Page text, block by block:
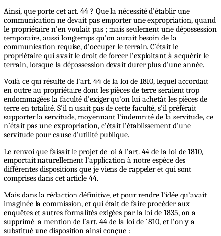
Ainsi, que porte cet art. 44 ? Que la nécessité d’établir une
communication ne devait pas emporter une expropriation, quand
le propriétaire n’en voulait pas ; mais seulement une dépossession
temporaire, aussi longtemps qu’on aurait besoin de la
communication requise, d’occuper le terrain. C’était le
propriétaire qui avait le droit de forcer l’exploitant à acquérir le
terrain, lorsque la dépossession devait durer plus d’une année.
Voilà ce qui résulte de l’art. 44 de la loi de 1810, lequel accordait
en outre au propriétaire dont les pièces de terre seraient trop
endommagées la faculté d’exiger qu’on lui achetât les pièces de
terre en totalité. S’il n’usait pas de cette faculté, s’il préférait
supporter la servitude, moyennant l’indemnité de la servitude, ce
n’était pas une expropriation, c’était l’établissement d’une
servitude pour cause d’utilité publique.
Le renvoi que faisait le projet de loi à l’art. 44 de la loi de 1810,
emportait naturellement l’application à notre espèce des
différentes dispositions que je viens de rappeler et qui sont
comprises dans cet article 44.
Mais dans la rédaction définitive, et pour rendre l’idée qu’avait
imaginée la commission, et qui était de faire procéder aux
enquêtes et autres formalités exigées par la loi de 1835, on a
supprimé la mention de l’art. 44 de la loi de 1810, et l’on y a
substitué une disposition ainsi conçue :